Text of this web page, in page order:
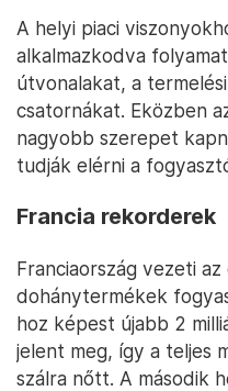
A helyi piaci
alkalmazkodva
útvonalakat, a
csatornákat. Eközben
nagyobb szerepet
tudják elérni a
Francia rekorderek
Franciaország vezeti
dohánytermékek
hoz képest újabb 2
jelent meg, így a teljes
szálra nőtt. A második